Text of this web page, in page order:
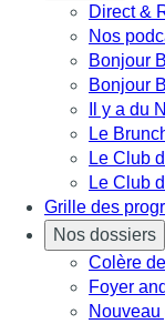
Direct &
Nos
Bonjour
Bonjour
Il y a du
Le
Le Club
Le Club
Grille des
Nos dossiers
Colère
Foyer